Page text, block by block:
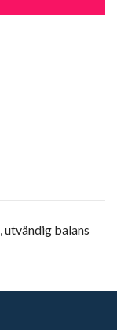
utvändig balans